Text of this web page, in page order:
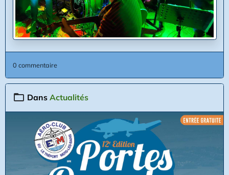
0 commentaire
Dans Actualités